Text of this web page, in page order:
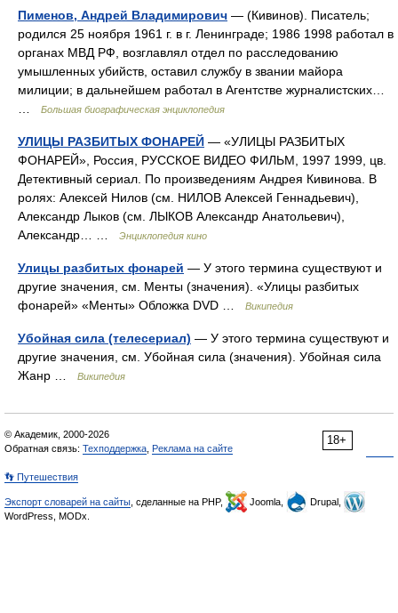
Пименов, Андрей Владимирович — (Кивинов). Писатель;
родился 25 ноября 1961 г. в г. Ленинграде; 1986 1998 работал в
органах МВД РФ, возглавлял отдел по расследованию
умышленных убийств, оставил службу в звании майора
милиции; в дальнейшем работал в Агентстве журналистских…
Большая биографическая энциклопедия
УЛИЦЫ РАЗБИТЫХ ФОНАРЕЙ — «УЛИЦЫ РАЗБИТЫХ
ФОНАРЕЙ», Россия, РУССКОЕ ВИДЕО ФИЛЬМ, 1997 1999, цв.
Детективный сериал. По произведениям Андрея Кивинова. В
ролях: Алексей Нилов (см. НИЛОВ Алексей Геннадьевич),
Александр Лыков (см. ЛЫКОВ Александр Анатольевич),
Александр… …
Энциклопедия кино
Улицы разбитых фонарей — У этого термина существуют и
другие значения, см. Менты (значения). «Улицы разбитых
фонарей» «Менты» Обложка DVD …
Википедия
Убойная сила (телесериал) — У этого термина существуют и
другие значения, см. Убойная сила (значения). Убойная сила
Жанр …
Википедия
18+
© Академик, 2000-2026
Обратная связь: Техподдержка Реклама на сайте
👣 Путешествия
Экспорт словарей на сайты , сделанные на PHP, Joomla,
Drupal,
WordPress, MODx.